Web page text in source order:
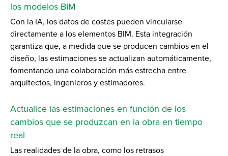
los modelos BIM
Con la IA, los datos de costes pueden vincularse
directamente a los elementos BIM. Esta integración
garantiza que, a medida que se producen cambios en el
diseño, las estimaciones se actualizan automáticamente,
fomentando una colaboración más estrecha entre
arquitectos, ingenieros y estimadores.
Actualice las estimaciones en función de los
cambios que se produzcan en la obra en tiempo
real
Las realidades de la obra, como los retrasos